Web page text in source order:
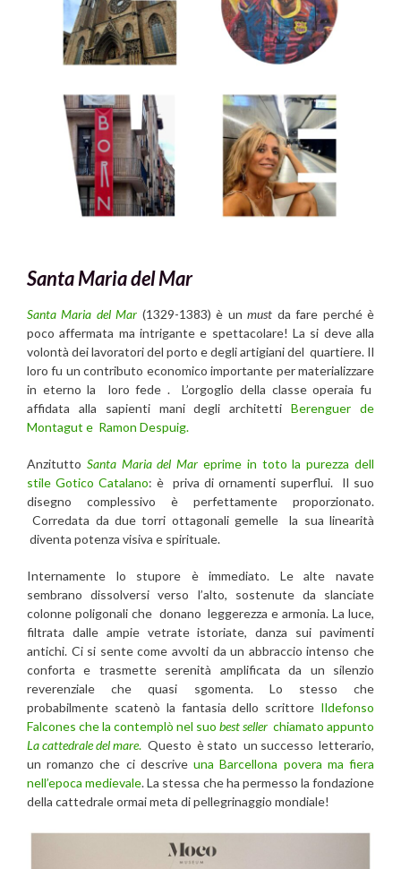
Santa Maria del Mar
Santa Maria del Mar (1329-1383) è unmust da fare perché è
poco affermata ma intrigante e spettacolare! La si deve alla
volontà dei lavoratori del porto e degli artigiani del quartiere. Il
loro fu un contributo economico importante per materializzare
in eterno la loro fede . L’orgoglio della classe operaia fu
affidata alla sapienti mani degli architettiBerenguer de
Montagut e Ramon Despuig.
Anzitutto Santa Maria del Mar eprime in toto la purezza dell
stile Gotico Catalano: è priva di ornamenti superflui. Il suo
disegno complessivo è perfettamente proporzionato.
Corredata da due torri ottagonali gemelle la sua linearità
diventa potenza visiva e spirituale.
Internamente lo stupore è immediato. Le alte navate
sembrano dissolversi verso l’alto, sostenute da slanciate
colonne poligonali che donano leggerezza e armonia. La luce,
filtrata dalle ampie vetrate istoriate, danza sui pavimenti
antichi. Ci si sente come avvolti da un abbraccio intenso che
conforta e trasmette serenità amplificata da un silenzio
reverenziale che quasi sgomenta. Lo stesso che
probabilmente scatenò la fantasia dello scrittore Ildefonso
Falcones che la contemplò nel suo best seller chiamato appunto
La cattedrale del mare. Questo è stato un successo letterario,
un romanzo che ci descriveuna Barcellona povera ma fiera
nell’epoca medievale. La stessa che ha permesso la fondazione
della cattedrale ormai meta di pellegrinaggio mondiale!